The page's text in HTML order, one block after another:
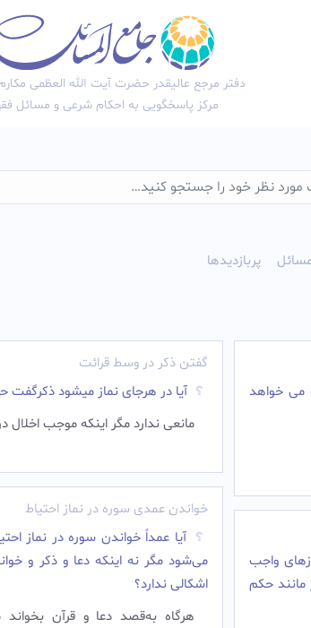
دفتر مرجع عالیقدر حضرت آیت الله العظمی
مرکز پاسخگویی به احکام شرعی و مسائل
پربازدیدها
می خواهد
واجب
مانند حکم
گفتن ذکر در وسط قرائت
آیا در هرجای نماز میشود
مانعی ندارد مگر اینکه موجب
خواندن عمدی سوره در نماز احتیاط
آیا عمداً خواندن سوره در نماز
می‌شود مگر نه اینکه دعا و ذکر و
اشکالی ندارد؟
هرگاه به‌قصد دعا و قرآن